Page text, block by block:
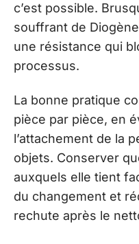
c’est possible.
souffrant de
une résistance qui
processus.
La bonne pratique
pièce par pièce, en
l’attachement de la
objets. Conserver
auxquels elle tient
du changement et
rechute après le